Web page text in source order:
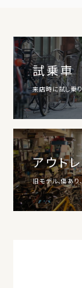
試乗車
来店時に試し乗
アウト
旧モデル、傷あ